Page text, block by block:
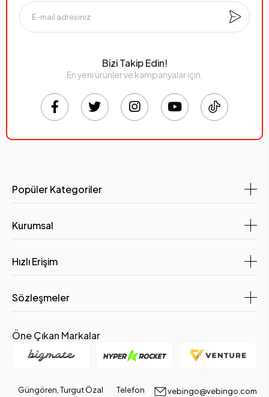
Bizi Takip Edin!
En yeni ürünler ve kampanyalar için,
Popüler Kategoriler
Kurumsal
Hızlı Erişim
Sözleşmeler
Öne Çıkan Markalar
Güngören, Turgut Özal
Telefon
vebingo@vebingo.com